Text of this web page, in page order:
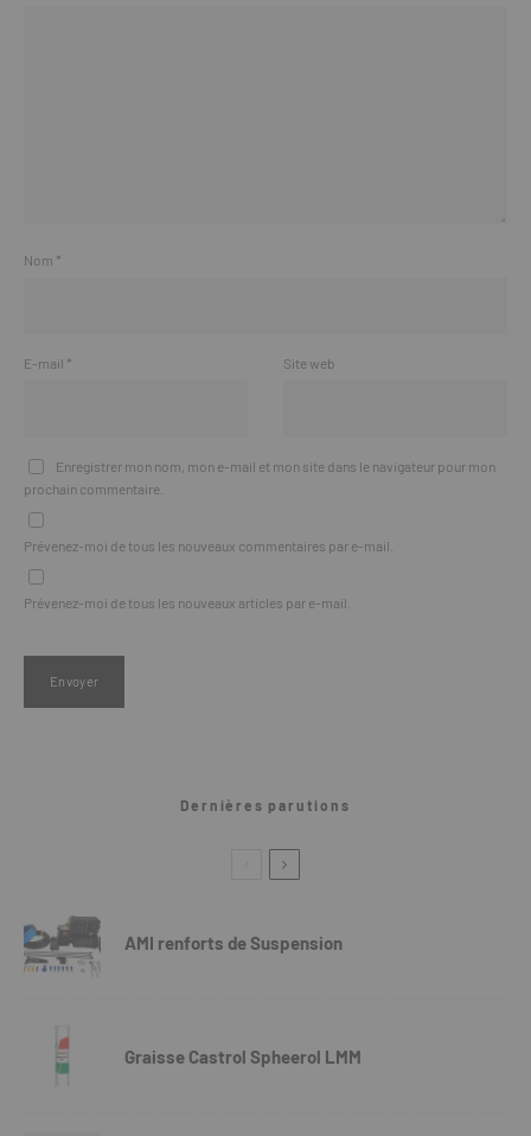
Nom *
E-mail * Site web
Enregistrer mon nom, mon e-mail et mon site dans le navigateur pour mon
prochain commentaire.
Prévenez-moi de tous les nouveaux commentaires par e-mail.
Prévenez-moi de tous les nouveaux articles par e-mail.
Dernières parutions
AMI renforts de Suspension
Graisse Castrol Spheerol LMM